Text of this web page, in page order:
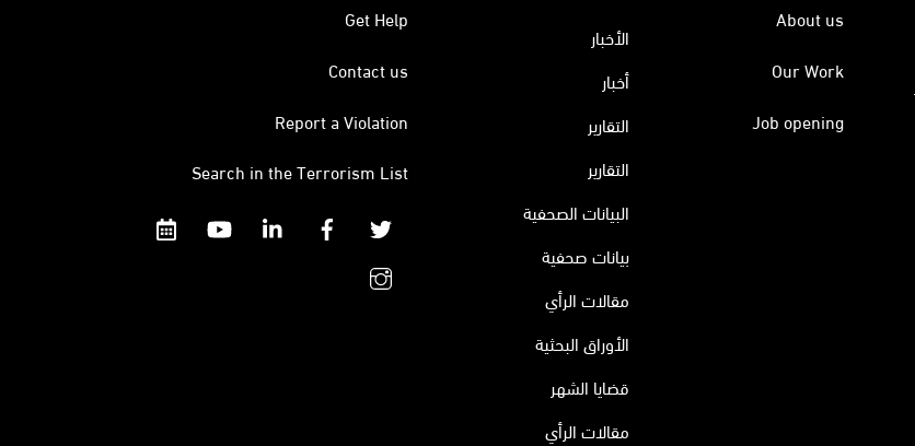
About us
Our Work
Job opening
الأخبار
أخبار
التقارير
التقارير
البيانات الصحفية
بيانات صحفية
مقالات الرأي
الأوراق البحثية
قضايا الشهر
مقالات الرأي
Get Help
Contact us
Report a Violation
Search in the Terrorism List
Twitter
Facebook
Linkedin
YouTube